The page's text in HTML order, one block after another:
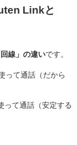
Linkと
線」の違いです。
って通話（だから
って通話（安定する